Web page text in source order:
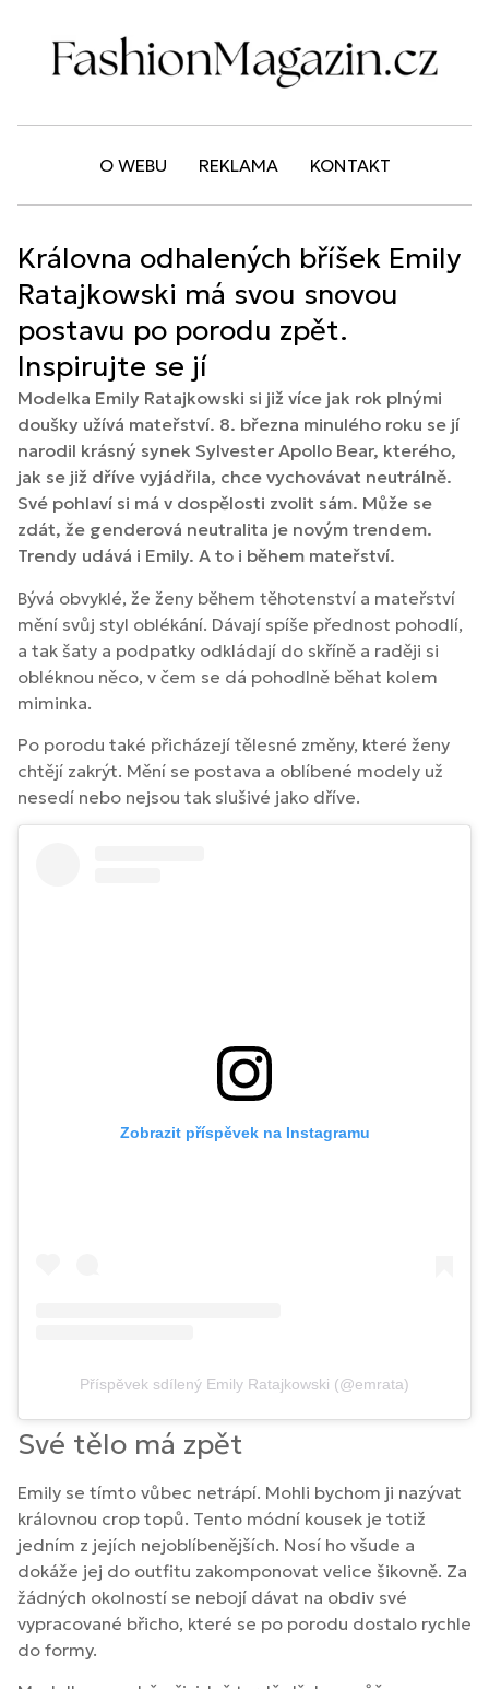
O WEBU REKLAMA KONTAKT
Královna odhalených bříšek Emily
Ratajkowski má svou snovou
postavu po porodu zpět.
Inspirujte se jí
Modelka Emily Ratajkowski si již více jak rok plnými
doušky užívá mateřství. 8. března minulého roku se jí
narodil krásný synek Sylvester Apollo Bear, kterého,
jak se již dříve vyjádřila, chce vychovávat neutrálně.
Své pohlaví si má v dospělosti zvolit sám. Může se
zdát, že genderová neutralita je novým trendem.
Trendy udává i Emily. A to i během mateřství.
Bývá obvyklé, že ženy během těhotenství a mateřství
mění svůj styl oblékání. Dávají spíše přednost pohodlí,
a tak šaty a podpatky odkládají do skříně a raději si
obléknou něco, v čem se dá pohodlně běhat kolem
miminka.
Po porodu také přicházejí tělesné změny, které ženy
chtějí zakrýt. Mění se postava a oblíbené modely už
nesedí nebo nejsou tak slušivé jako dříve.
Zobrazit příspěvek na Instagramu
Příspěvek sdílený Emily Ratajkowski (@emrata)
Své tělo má zpět
Emily se tímto vůbec netrápí. Mohli bychom ji nazývat
královnou crop topů. Tento módní kousek je totiž
jedním z jejích nejoblíbenějších. Nosí ho všude a
dokáže jej do outfitu zakomponovat velice šikovně. Za
žádných okolností se nebojí dávat na obdiv své
vypracované břicho, které se po porodu dostalo rychle
do formy.